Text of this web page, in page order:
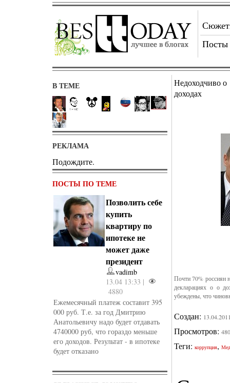
Посты
В ТЕМЕ
РЕКЛАМА
Подождите.
ПОСТЫ ПО ТЕМЕ
Позволить себе
купить
квартиру по
ипотеке не
может даже
президент
vadimb
13.04 13:33 |
4880
Ежемесячный платеж составит 395
000 руб. Т.е. за год Дмитрию
Анатольевичу надо будет отдавать
4740000 руб, что гораздо меньше
его доходов. Результат - в ипотеке
будет отказано
Недоходчиво о
доходах
Почти 70% россиян
декларациях о о
убеждены, что
Создан:
Просмотров:
Теги: коррупция,